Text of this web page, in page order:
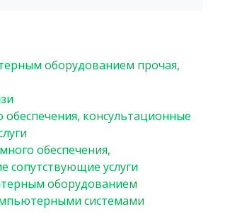
оборудованием прочая,
консультационные
обеспечения,
сопутствующие услуги
оборудованием
системами